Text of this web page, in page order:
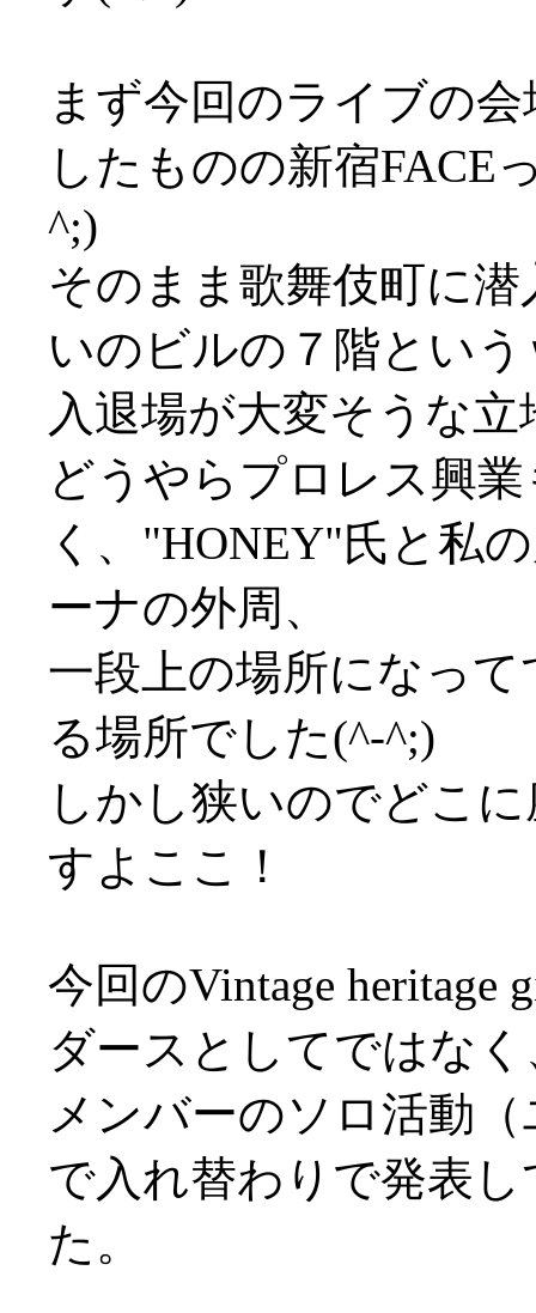
まず今回のライブの
したものの新宿FACE
^;)
そのまま歌舞伎町に
いのビルの７階という
入退場が大変そうな
どうやらプロレス興
く、"HONEY"氏と私
ーナの外周、
一段上の場所になっ
る場所でした(^-^;)
しかし狭いのでどこ
すよここ！
今回のVintage
ダースとしてではなく
メンバーのソロ活動
で入れ替わりで発表
た。